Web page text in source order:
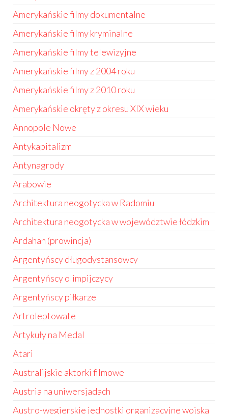
Amerykańskie filmy dokumentalne
Amerykańskie filmy kryminalne
Amerykańskie filmy telewizyjne
Amerykańskie filmy z 2004 roku
Amerykańskie filmy z 2010 roku
Amerykańskie okręty z okresu XIX wieku
Annopole Nowe
Antykapitalizm
Antynagrody
Arabowie
Architektura neogotycka w Radomiu
Architektura neogotycka w województwie łódzkim
Ardahan (prowincja)
Argentyńscy długodystansowcy
Argentyńscy olimpijczycy
Argentyńscy piłkarze
Artroleptowate
Artykuły na Medal
Atari
Australijskie aktorki filmowe
Austria na uniwersjadach
Austro-węgierskie jednostki organizacyjne wojska